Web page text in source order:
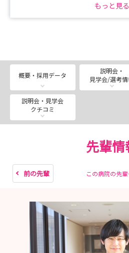
りますので一度お問合せ下さい。
8/15（土）9月5日（土）9月19日
月17日（土）11月7日（土）11
（土）12月19日（土）
＊９月以降は看護部ホームペー
◆採用試験
2027年度卒は終了しました。
「ひとりにさせない新人教育」
ト」
て自分らしく！
◆「ひとりにさせない」ペアワ
先輩と二人一組の「ペアワーク制
もっと見る
概要・採用データ
説明会・
見学会/選考
説明会・見学会
クチコミ
先輩情
前の先輩 この病院の先